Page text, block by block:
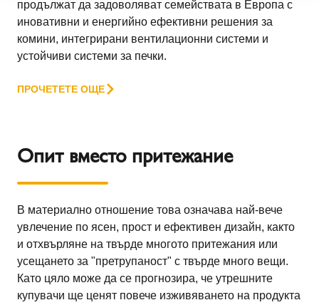
продължат да задоволяват семействата в Европа с
иновативни и енергийно ефективни решения за
комини, интегрирани вентилационни системи и
устойчиви системи за печки.
ПРОЧЕТЕТЕ ОЩЕ
Опит вместо притежание
В материално отношение това означава най-вече
увлечение по ясен, прост и ефективен дизайн, както
и отхвърляне на твърде многото притежания или
усещането за "претрупаност" с твърде много вещи.
Като цяло може да се прогнозира, че утрешните
купувачи ще ценят повече изживяването на продукта